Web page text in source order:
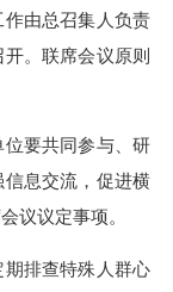
由总召集人负责
。联席会议原则
要共同参与、研
息交流，促进横
议议定事项。
排查特殊人群心